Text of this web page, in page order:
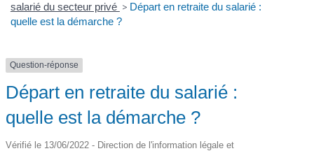
salarié du secteur privé > Départ en retraite du salarié :
quelle est la démarche ?
Question-réponse
Départ en retraite du salarié :
quelle est la démarche ?
Vérifié le 13/06/2022 - Direction de l'information légale et